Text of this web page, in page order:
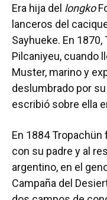
Era hija del longko
lanceros del
Sayhueke. En
Pilcaniyeu, cuando
Muster, marino y
deslumbrado por
escribió sobre ella
En 1884
con su padre y al
argentino, en el
Campaña del